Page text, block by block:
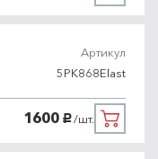
Артикул
5PK868Elast
1600 руб./шт.